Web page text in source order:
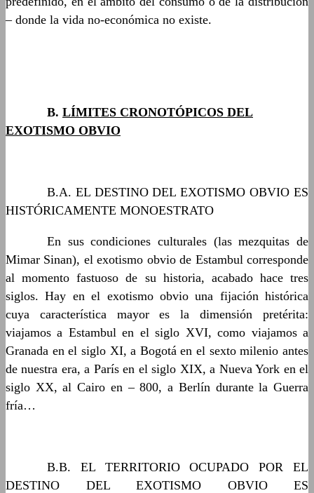
– donde la vida no-económica no existe.
B. LÍMITES CRONOTÓPICOS DEL
EXOTISMO OBVIO
B.A. EL DESTINO DEL EXOTISMO OBVIO ES
HISTÓRICAMENTE MONOESTRATO
En sus condiciones culturales (las mezquitas de
Mimar Sinan), el exotismo obvio de Estambul corresponde
al momento fastuoso de su historia, acabado hace tres
siglos. Hay en el exotismo obvio una fijación histórica
cuya característica mayor es la dimensión pretérita:
viajamos a Estambul en el siglo XVI, como viajamos a
Granada en el siglo XI, a Bogotá en el sexto milenio antes
de nuestra era, a París en el siglo XIX, a Nueva York en el
siglo XX, al Cairo en – 800, a Berlín durante la Guerra
fría…
B.B. EL TERRITORIO OCUPADO POR EL
DESTINO DEL EXOTISMO OBVIO ES